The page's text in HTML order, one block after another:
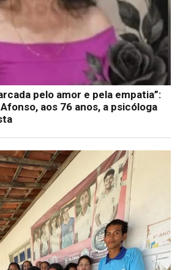
pelo amor e pela empatia”:
aos 76 anos, a psicóloga